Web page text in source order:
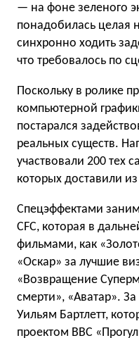
— на фоне зеленого
понадобилась целая
синхронно ходить
что требовалось по
Поскольку в ролике
компьютерной
постарался
реальных существ.
участвовали 200 тех
которых доставили
Спецэффектами
CFC, которая в
фильмами, как
«Оскар» за лучшие
«Возвращение
смерти», «Аватар».
Уильям Бартлетт,
проектом BBC